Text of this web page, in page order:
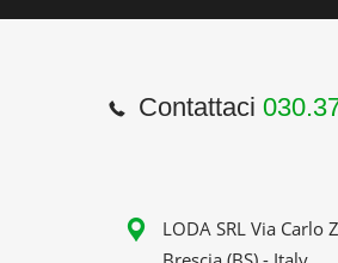
Contattaci
LODA SRL Via Carlo